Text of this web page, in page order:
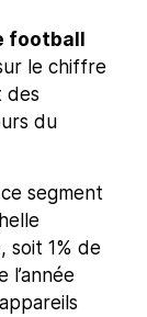
football
le chiffre
des
du
segment
soit 1% de
l’année